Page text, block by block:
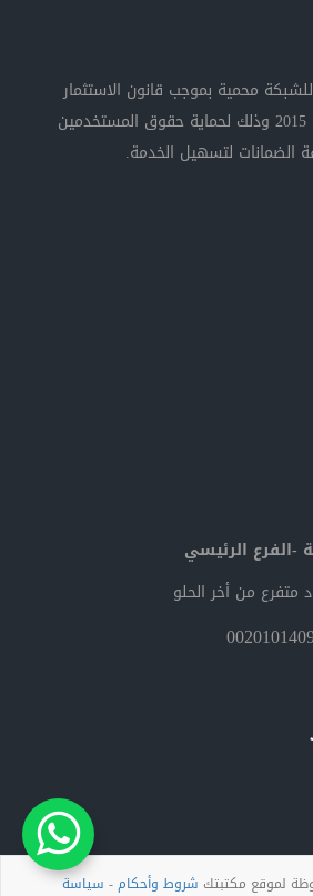
للشبكة محمية بموجب قانون الاستثمار
المصري رقم (17) لسنة 2015 وذلك لحماية حقوق المستخدمين
الضمانات لتسهيل الخدمة.
-الفرع الرئيسي
متفرع من أخر الحلو
لموقع مكتبتك شروط وأحكام- سياسة